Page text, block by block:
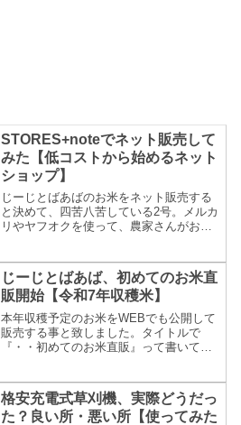
STORES+noteでネット販売して
みた【低コストから始めるネット
ショップ】
じーじとばあばのお米をネット販売する
と決めて、四苦八苦している2号。メルカ
リやヤフオクを使って、農家さんがお米
ショップとしての登録と事業者としての
証明が必要になりました...
じーじとばあば、初めてのお米直
販開始【令和7年収穫米】
本年収穫予定のお米をWEBでも公開して
販売する事と致しました。タイトルで
『・・初めてのお米直販』って書いてい
い知人にご近所さん。頼まれれば地方発
送もしてましたが、ネット...
格安充電式草刈機、実際どうだっ
た？良い所・悪い所【使ってみた